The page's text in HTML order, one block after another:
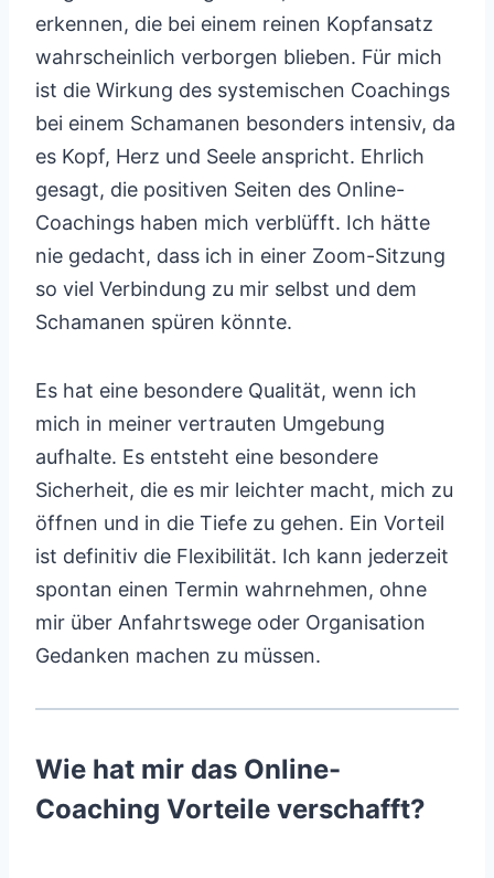
erkennen, die bei einem reinen Kopfansatz
wahrscheinlich verborgen blieben. Für mich
ist die Wirkung des systemischen Coachings
bei einem Schamanen besonders intensiv, da
es Kopf, Herz und Seele anspricht. Ehrlich
gesagt, die positiven Seiten des Online-
Coachings haben mich verblüfft. Ich hätte
nie gedacht, dass ich in einer Zoom-Sitzung
so viel Verbindung zu mir selbst und dem
Schamanen spüren könnte.
Es hat eine besondere Qualität, wenn ich
mich in meiner vertrauten Umgebung
aufhalte. Es entsteht eine besondere
Sicherheit, die es mir leichter macht, mich zu
öffnen und in die Tiefe zu gehen. Ein Vorteil
ist definitiv die Flexibilität. Ich kann jederzeit
spontan einen Termin wahrnehmen, ohne
mir über Anfahrtswege oder Organisation
Gedanken machen zu müssen.
Wie hat mir das Online-
Coaching Vorteile verschafft?